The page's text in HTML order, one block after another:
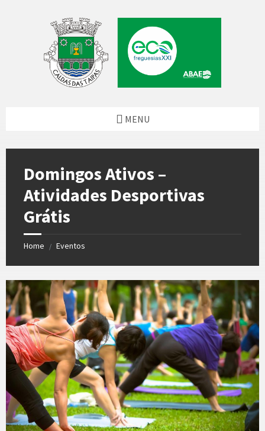
MENU
Domingos Ativos –
Atividades Desportivas
Grátis
Home / Eventos